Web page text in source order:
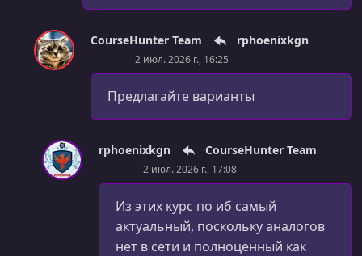
CourseHunter Team rphoenixkgn
2 июл. 2026 г., 16:25
Предлагайте варианты
rphoenixkgn CourseHunter Team
2 июл. 2026 г., 17:08
Из этих курс по иб самый
актуальный, поскольку аналогов
нет в сети и полноценный как